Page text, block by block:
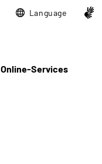
Language
Online-Services